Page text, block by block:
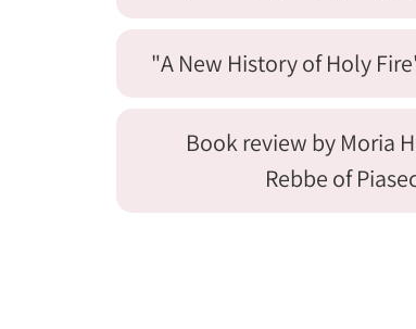
A New History of Holy
Book review by Moria
Rebbe of